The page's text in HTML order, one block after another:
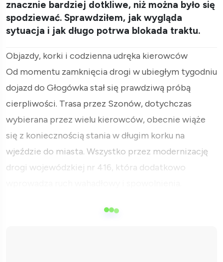
znacznie bardziej dotkliwe, niż można było się
spodziewać. Sprawdziłem, jak wygląda
sytuacja i jak długo potrwa blokada traktu.
Objazdy, korki i codzienna udręka kierowców
Od momentu zamknięcia drogi w ubiegłym tygodniu
dojazd do Głogówka stał się prawdziwą próbą
cierpliwości. Trasa przez Szonów, dotychczas
wybierana przez wielu kierowców, obecnie wiąże
się z koniecznością stania w długim korku na
wjeździe do miasta. Wszystko przez modernizację
drogi wojewódzkiej nr 416, która dodatkowo